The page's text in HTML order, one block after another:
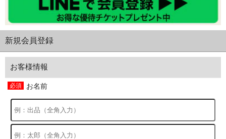
新規会員登録
お客様情報
お名前